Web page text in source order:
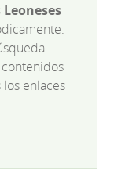
enlaces